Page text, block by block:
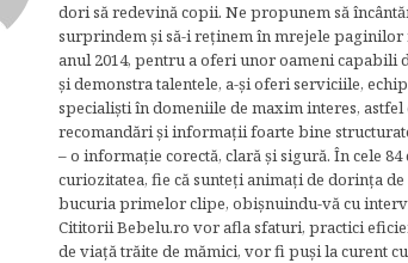
dori să redevină copii. Ne propunem să
surprindem şi să-i reţinem în mrejele paginilor
anul 2014, pentru a oferi unor oameni
şi demonstra talentele, a-şi oferi serviciile,
specialişti în domeniile de maxim interes,
recomandări şi informaţii foarte bine
– o informaţie corectă, clară şi sigură. În cele
curiozitatea, fie că sunteţi animaţi de dorinţa
bucuria primelor clipe, obişnuindu-vă cu
Cititorii Bebelu.ro vor afla sfaturi, practici
de viaţă trăite de mămici, vor fi puşi la curent